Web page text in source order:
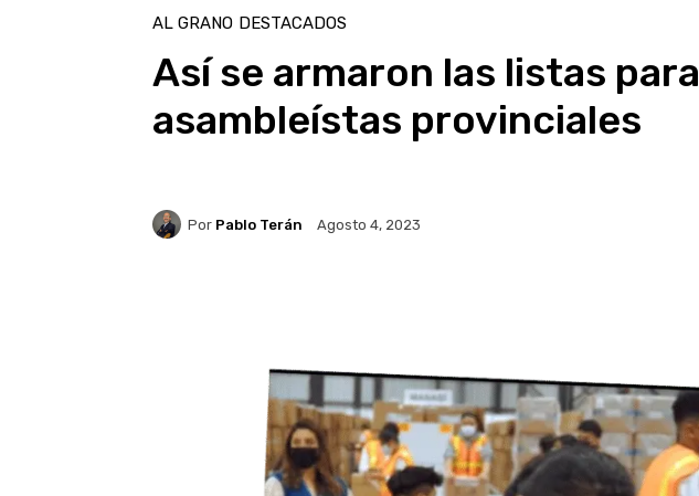
AL GRANO DESTACADOS
Así se armaron las listas para
asambleístas provinciales
Por Pablo Terán Agosto 4, 2023